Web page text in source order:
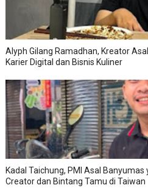
Alyph Gilang Ramadhan, Kreator
Karier Digital dan Bisnis Kuliner
Kadal Taichung, PMI Asal
Creator dan Bintang Tamu di Taiwan